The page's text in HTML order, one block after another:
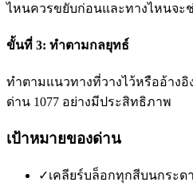
ไหนควรขยับก่อนและทางไหนจะ
ขั้นที่ 3: ทำตามกลยุทธ์
ทำตามแนวทางที่วางไว้หรืออ้างอิ
ด่าน 1077 อย่างมีประสิทธิภาพ
เป้าหมายของด่าน
✓เคลียร์บล็อกทุกสีบนกระด